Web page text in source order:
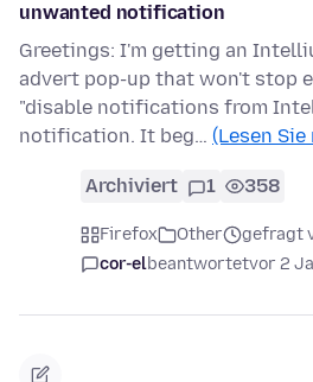
unwanted notification
Greetings: I'm getting an
advert pop-up that won't stop
"disable notifications from
notification. It beg… (Lesen Sie
Archiviert 1 358
Firefox Other
gefragt
cor-elbeantwortetvor 2